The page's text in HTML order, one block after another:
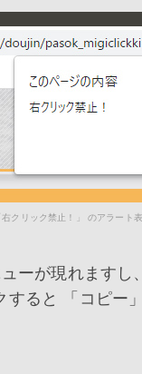
右クリック禁止！」 のアラート
ーが現れますし
すると 「コピー